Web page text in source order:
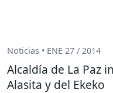
Noticias • ENE 27 / 2014
Alcaldía de La Paz
Alasita y del Ekeko